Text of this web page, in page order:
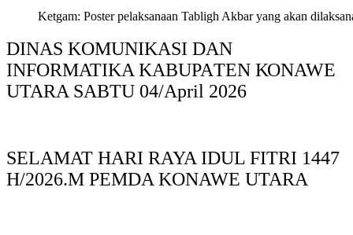
Ketgam: Poster pelaksanaan Tabligh Akbar yang akan
DINAS KOMUNIKASI DAN
INFORMATIKA KABUPAΤΕΝ ΚΟNAWE
UTARA SABTU 04/April 2026
SELAMAT HARI RAYA IDUL FITRI 1447
H/2026.M PEMDA KONAWE UTARA